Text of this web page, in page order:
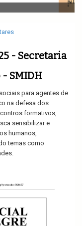
- Secretaria
SMIDH
para agentes de
na defesa dos
formativos,
sensibilizar e
humanos,
temas como